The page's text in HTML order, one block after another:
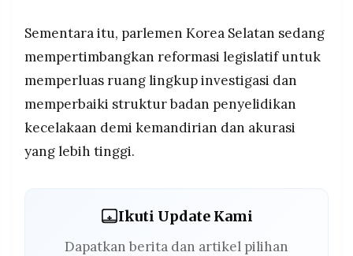
Sementara itu, parlemen Korea Selatan sedang
mempertimbangkan reformasi legislatif untuk
memperluas ruang lingkup investigasi dan
memperbaiki struktur badan penyelidikan
kecelakaan demi kemandirian dan akurasi
yang lebih tinggi.
Ikuti Update Kami
Dapatkan berita dan artikel pilihan